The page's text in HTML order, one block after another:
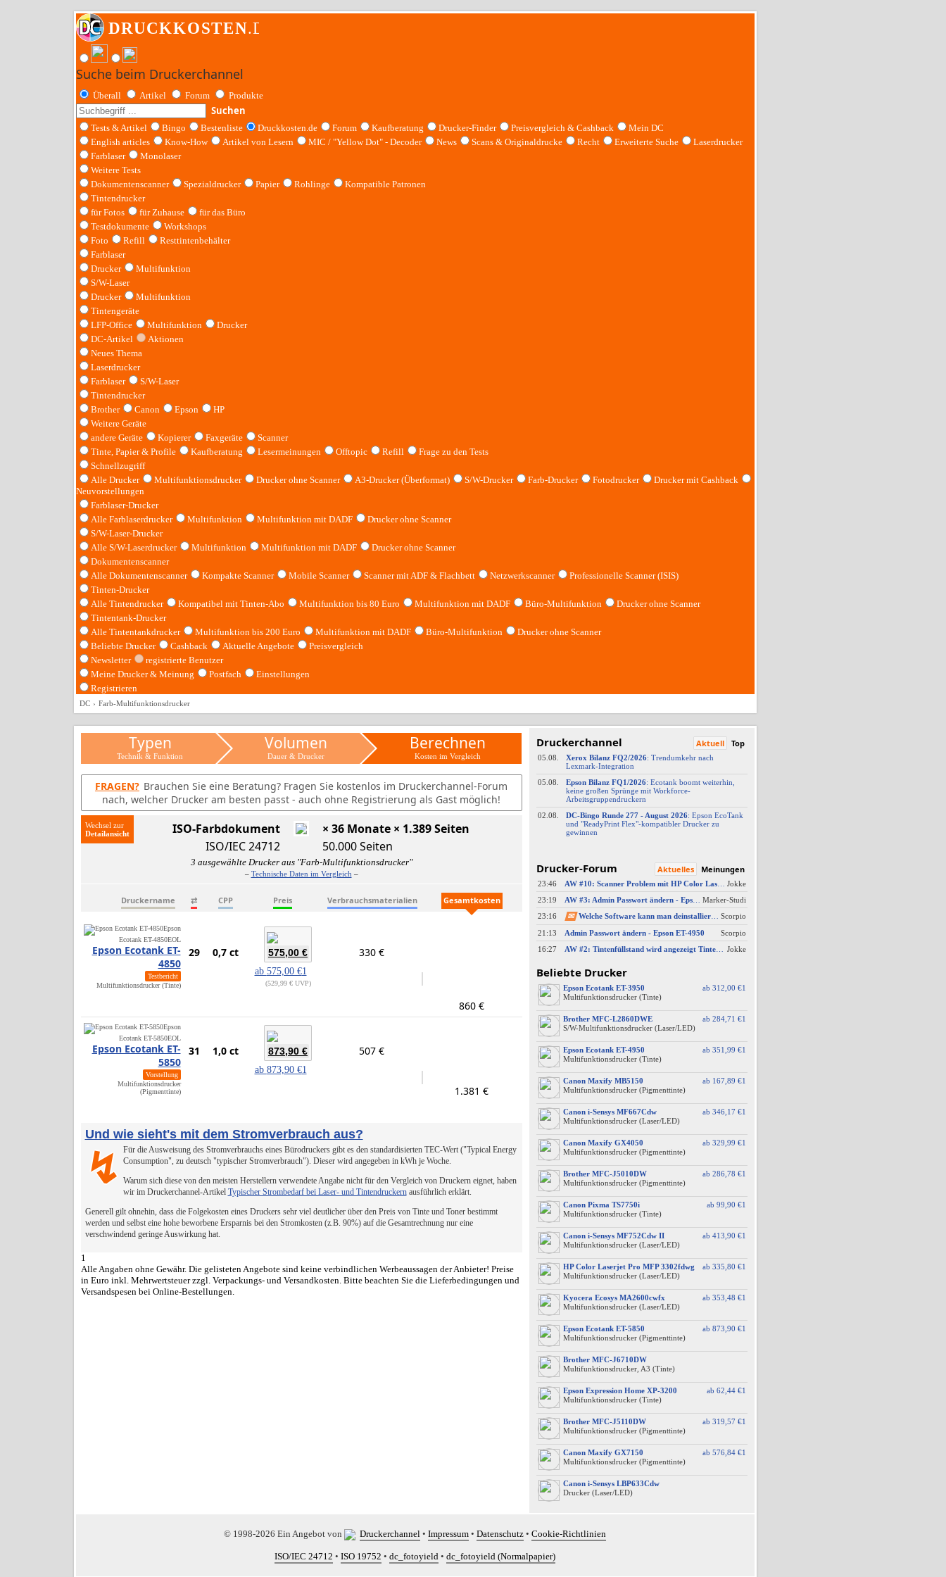
Suche beim Druckerchannel
Überall Artikel Forum Produkte
Suchen
Tests & Artikel Bingo Bestenliste Druckkosten.de Forum Kaufberatung Drucker-Finder Preisvergleich & Cashback
Mein DC
English articles
Know-How Artikel von Lesern MIC / "Yellow Dot" - Decoder News Scans & Originaldrucke Recht Erweiterte Suche
Laserdrucker
Farblaser
Monolaser
Weitere Tests
Dokumentenscanner
Spezialdrucker Papier Rohlinge
Kompatible Patronen
Tintendrucker
für Fotos
für Zuhause
für das Büro
Testdokumente
Workshops
Foto
Refill
Resttintenbehälter
Farblaser
Drucker
Multifunktion
S/W-Laser
Drucker
Multifunktion
Tintengeräte
LFP-Office
Multifunktion
Drucker
DC-Artikel
Aktionen
Neues Thema
Laserdrucker
Farblaser
S/W-Laser
Tintendrucker
Brother
Canon Epson
HP
Weitere Geräte
andere Geräte
Kopierer Faxgeräte
Scanner
Tinte, Papier & Profile
Kaufberatung Lesermeinungen Offtopic Refill
Frage zu den Tests
Schnellzugriff
Alle Drucker
Multifunktionsdrucker Drucker ohne Scanner A3-Drucker (Überformat) S/W-Drucker Farb-Drucker Fotodrucker
Drucker mit Cashback
Neuvorstellungen
Farblaser-Drucker
Alle Farblaserdrucker
Multifunktion Multifunktion mit DADF
Drucker ohne Scanner
S/W-Laser-Drucker
Alle S/W-Laserdrucker
Multifunktion Multifunktion mit DADF
Drucker ohne Scanner
Dokumentenscanner
Alle Dokumentenscanner
Kompakte Scanner Mobile Scanner Scanner mit ADF & Flachbett Netzwerkscanner
Professionelle Scanner (ISIS)
Tinten-Drucker
Alle Tintendrucker
Kompatibel mit Tinten-Abo Multifunktion bis 80 Euro Multifunktion mit DADF Büro-Multifunktion
Drucker ohne Scanner
Tintentank-Drucker
Alle Tintentankdrucker
Multifunktion bis 200 Euro Multifunktion mit DADF Büro-Multifunktion
Drucker ohne Scanner
Beliebte Drucker
Cashback Aktuelle Angebote
Preisvergleich
Newsletter
registrierte Benutzer
Meine Drucker & Meinung
Postfach
Einstellungen
Registrieren
DC Farb-Multifunktionsdrucker
Typen
Technik & Funktion
Volumen
Dauer & Drucker
Berechnen
Kosten im Vergleich
FRAGEN? Brauchen Sie eine Beratung? Fragen Sie kostenlos im Druckerchannel-Forum
nach, welcher Drucker am besten passt - auch ohne Registrierung als Gast möglich!
Wechsel zur
ISO-Farbdokument
ISO/IEC 24712
× 36 Monate × 1.389 Seiten
50.000 Seiten
3 ausgewählte Drucker aus "Farb-Multifunktionsdrucker"
– Technische Daten im Vergleich –
Druckername ⇄ CPP Preis Verbrauchsmaterialien Gesamtkosten
Epson
Ecotank ET-4850EOL
Epson Ecotank ET-
4850
Testbericht
Multifunktionsdrucker (Tinte)
29 0,7 ct 575,00 €
ab 575,00 €1
529,99 € UVP
330 €
860 €
Epson
Ecotank ET-5850EOL
Epson Ecotank ET-
5850
Vorstellung
Multifunktionsdrucker
(Pigmenttinte)
31 1,0 ct 873,90 €
ab 873,90 €1
507 €
1.381 €
Und wie sieht's mit dem Stromverbrauch aus?
↯
Für die Ausweisung des Stromverbrauchs eines Bürodruckers gibt es den standardisierten TEC-Wert ("Typical Energy
Consumption", zu deutsch "typischer Stromverbrauch"). Dieser wird angegeben in kWh je Woche.
Warum sich diese von den meisten Herstellern verwendete Angabe nicht für den Vergleich von Druckern eignet, haben
wir im Druckerchannel-Artikel Typischer Strombedarf bei Laser- und Tintendruckernausführlich erklärt.
Generell gilt ohnehin, dass die Folgekosten eines Druckers sehr viel deutlicher über den Preis von Tinte und Toner bestimmt
werden und selbst eine hohe beworbene Ersparnis bei den Stromkosten (z.B. 90%) auf die Gesamtrechnung nur eine
verschwindend geringe Auswirkung hat.
1
Alle Angaben ohne Gewähr. Die gelisteten Angebote sind keine verbindlichen Werbeaussagen der Anbieter! Preise
in Euro inkl. Mehrwertsteuer zzgl. Verpackungs- und Versandkosten. Bitte beachten Sie die Lieferbedingungen und
Versandspesen bei Online-Bestellungen.
Druckerchannel Aktuell Top
05.08. Xerox Bilanz FQ2/2026: Trendumkehr nach
Lexmark-​Integration
05.08.
Epson Bilanz FQ1/2026: Ecotank boomt weiterhin,
keine großen Sprünge mit Workforce-​
Arbeitsgruppendruckern
02.08.
DC-​Bingo Runde 277 -​ August 2026: Epson EcoTank
und "ReadyPrint Flex"-​kompatibler Drucker zu
gewinnen
Drucker-Forum Aktuelles Meinungen
23:46 AW #10: Scanner Problem mit HP Color Laserjet Pro MFP M479fdw
Jokke
23:19
AW #3: Admin Passwort ändern - Epson ET-4950
Marker-Studi
23:16
✉ Welche Software kann man deinstallieren - welche ich zwingend erforderlich
Scorpio
21:13
Admin Passwort ändern - Epson ET-4950
Scorpio
16:27
AW #2: Tintenfüllstand wird angezeigt Tintenfüllstand wird angezeigt, aber unter Druckkopf-Status -- Jokke
Beliebte Drucker
ab 312,00 €1
Epson Ecotank ET-3950
Multifunktionsdrucker (Tinte)
ab 284,71 €1
Brother MFC-L2860DWE
S/W-Multifunktionsdrucker (Laser/LED)
ab 351,99 €1
Epson Ecotank ET-4950
Multifunktionsdrucker (Tinte)
ab 167,89 €1
Canon Maxify MB5150
Multifunktionsdrucker (Pigmenttinte)
ab 346,17 €1
Canon i-Sensys MF667Cdw
Multifunktionsdrucker (Laser/LED)
ab 329,99 €1
Canon Maxify GX4050
Multifunktionsdrucker (Pigmenttinte)
ab 286,78 €1
Brother MFC-J5010DW
Multifunktionsdrucker (Pigmenttinte)
ab 99,90 €1
Canon Pixma TS7750i
Multifunktionsdrucker (Tinte)
ab 413,90 €1
Canon i-Sensys MF752Cdw II
Multifunktionsdrucker (Laser/LED)
ab 335,80 €1
HP Color Laserjet Pro MFP 3302fdwg
Multifunktionsdrucker (Laser/LED)
ab 353,48 €1
Kyocera Ecosys MA2600cwfx
Multifunktionsdrucker (Laser/LED)
ab 873,90 €1
Epson Ecotank ET-5850
Multifunktionsdrucker (Pigmenttinte)
Brother MFC-J6710DW
Multifunktionsdrucker, A3 (Tinte)
ab 62,44 €1
Epson Expression Home XP-3200
Multifunktionsdrucker (Tinte)
ab 319,57 €1
Brother MFC-J5110DW
Multifunktionsdrucker (Pigmenttinte)
ab 576,84 €1
Canon Maxify GX7150
Multifunktionsdrucker (Pigmenttinte)
Canon i-Sensys LBP633Cdw
Drucker (Laser/LED)
© 1998-2026 Ein Angebot von Druckerchannel • Impressum • Datenschutz • Cookie-Richtlinien
ISO/IEC 24712 • ISO 19752 • dc_fotoyield • dc_fotoyield (Normalpapier)